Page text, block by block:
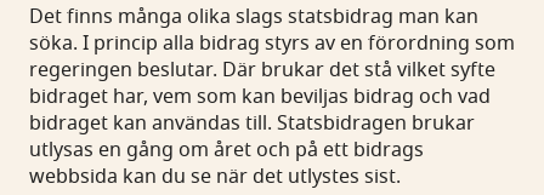
Det finns många olika slags statsbidrag man kan
söka. I princip alla bidrag styrs av en förordning som
regeringen beslutar. Där brukar det stå vilket syfte
bidraget har, vem som kan beviljas bidrag och vad
bidraget kan användas till. Statsbidragen brukar
utlysas en gång om året och på ett bidrags
webbsida kan du se när det utlystes sist.